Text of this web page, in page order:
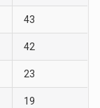
43
42
23
19